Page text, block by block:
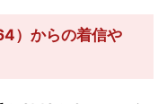
）からの着信や